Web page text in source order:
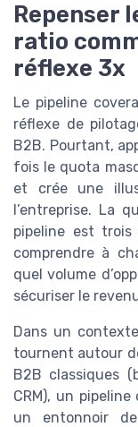
Repenser
ratio
réflexe 3x
Le pipeline
réflexe de
B2B. Pourtant,
fois le quota
et crée une
l’entreprise. La
pipeline est
comprendre à
quel volume
sécuriser le
Dans un
tournent autour
B2B classiques
CRM), un
un entonnoir